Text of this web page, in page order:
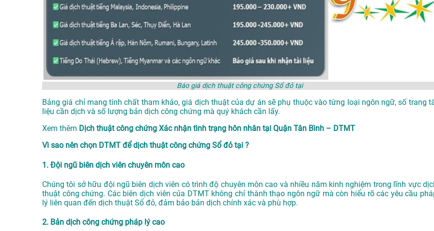
Báo giá dịch thuật công chứng Sổ đỏ tại
Bảng giá chỉ mang tính chất tham khảo, giá dịch thuật của dự án sẽ phụ thuộc vào từng loại ngôn ngữ, số trang
liệu cần dịch và số lượng bản dịch công chứng mà quý khách cần lấy.
Xem thêm Dịch thuật công chứng Xác nhận tình trạng hôn nhân tại Quận Tân Bình – DTMT
Vì sao nên chọn DTMT để dịch thuật công chứng Sổ đỏ tại ?
1. Đội ngũ biên dịch viên chuyên môn cao
Chúng tôi sở hữu đội ngũ biên dịch viên có trình độ chuyên môn cao và nhiều năm kinh nghiệm trong lĩnh vực
thuật công chứng. Các biên dịch viên của DTMT không chỉ thành thạo ngôn ngữ mà còn hiểu rõ các yêu cầu
lý liên quan đến dịch thuật Sổ đỏ, đảm bảo bản dịch chính xác và phù hợp.
2. Bản dịch công chứng pháp lý cao